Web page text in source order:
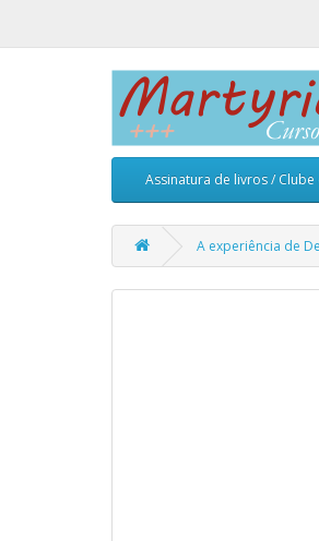
Assinatura de livros / Clube
A experiência de